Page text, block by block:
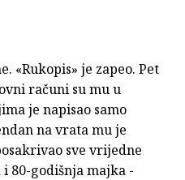
«Rukopis» je zapeo. Pet
računi su mu u
je napisao samo
na vrata mu je
sve vrijedne
80-godišnja majka -